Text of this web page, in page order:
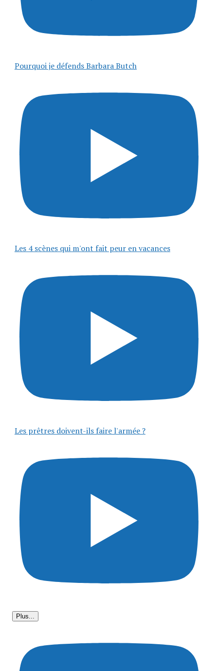
Pourquoi je défends Barbara Butch
Les 4 scènes qui m'ont fait peur en vacances
Les prêtres doivent-ils faire l'armée ?
Plus...